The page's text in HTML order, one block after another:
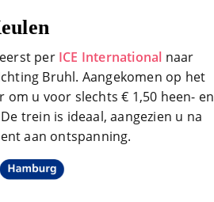
per ICE International naar
Bruhl. Aangekomen op het
u voor slechts € 1,50 heen- en
trein is ideaal, aangezien u na
aan ontspanning.